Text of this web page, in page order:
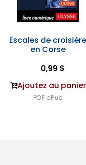
Escales de croisière
en Corse
0,99 $
Ajoutez au panier
PDF ePub